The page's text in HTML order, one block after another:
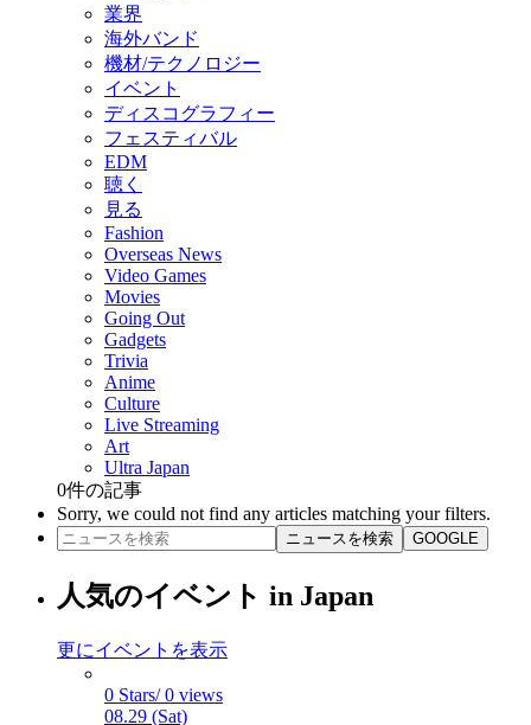
業界
海外バンド
機材/テクノロジー
イベント
ディスコグラフィー
フェスティバル
EDM
聴く
見る
Fashion
Overseas News
Video Games
Movies
Going Out
Gadgets
Trivia
Anime
Culture
Live Streaming
Art
Ultra Japan
0件の記事
Sorry, we could not find any articles matching your filters.
ニュースを検索 GOOGLE
人気のイベント in Japan
更にイベントを表示
0 Stars/ 0 views
08.29 (Sat)